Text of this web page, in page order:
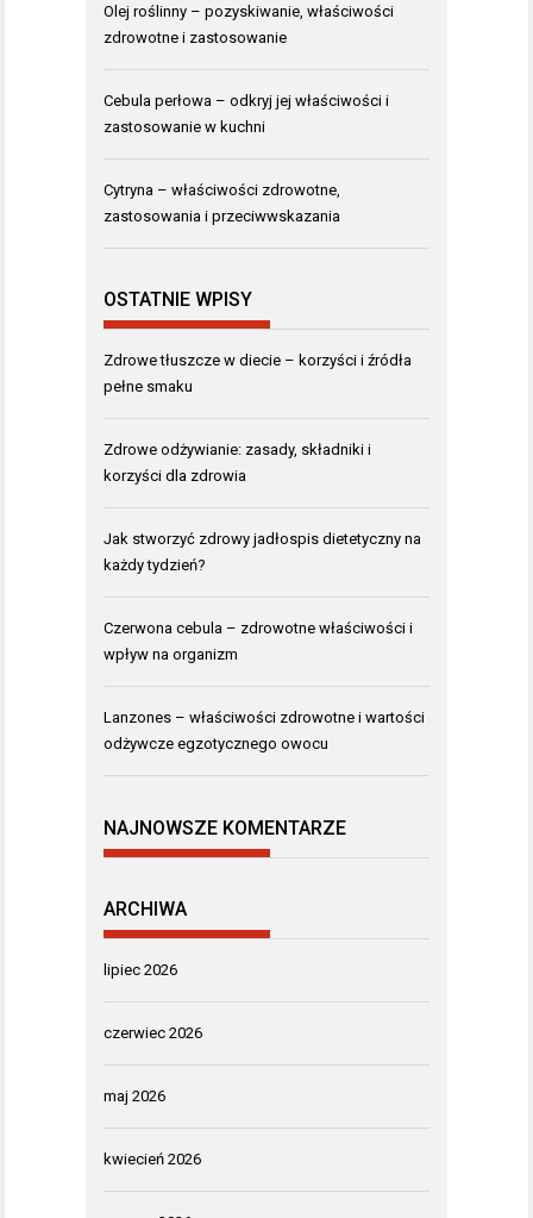
Olej roślinny – pozyskiwanie, właściwości
zdrowotne i zastosowanie
Cebula perłowa – odkryj jej właściwości i
zastosowanie w kuchni
Cytryna – właściwości zdrowotne,
zastosowania i przeciwwskazania
OSTATNIE WPISY
Zdrowe tłuszcze w diecie – korzyści i źródła
pełne smaku
Zdrowe odżywianie: zasady, składniki i
korzyści dla zdrowia
Jak stworzyć zdrowy jadłospis dietetyczny na
każdy tydzień?
Czerwona cebula – zdrowotne właściwości i
wpływ na organizm
Lanzones – właściwości zdrowotne i wartości
odżywcze egzotycznego owocu
NAJNOWSZE KOMENTARZE
ARCHIWA
lipiec 2026
czerwiec 2026
maj 2026
kwiecień 2026